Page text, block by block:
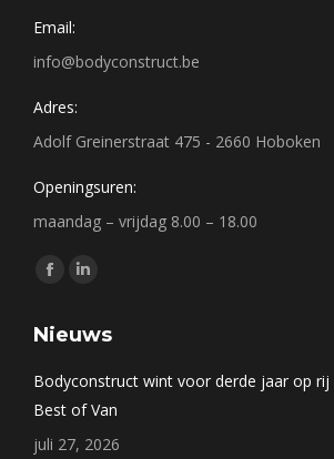
Email:
info@bodyconstruct.be
Adres:
Adolf Greinerstraat 475 - 2660 Hoboken
Openingsuren:
maandag – vrijdag 8.00 – 18.00
Vind ons op:
Facebook
opens
new
Linkedin
opens
Nieuws
Bodyconstruct wint voor derde jaar op rij
Best of Van
juli 27, 2026